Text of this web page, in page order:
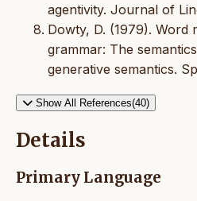
agentivity. Journal of
Dowty, D. (1979). Word
grammar: The
generative semantics.
Show All References(40)
Details
Primary Language